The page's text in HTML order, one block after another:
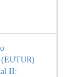
(EUTUR)
II: